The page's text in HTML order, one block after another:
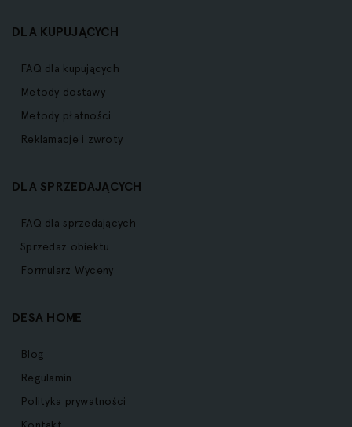
DLA KUPUJĄCYCH
FAQ dla kupujących
Metody dostawy
Metody płatności
Reklamacje i zwroty
DLA SPRZEDAJĄCYCH
FAQ dla sprzedających
Sprzedaż obiektu
Formularz Wyceny
DESA HOME
Blog
Regulamin
Polityka prywatności